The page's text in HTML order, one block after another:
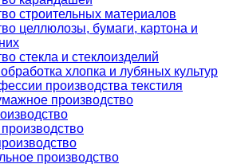
строительных материалов
целлюлозы, бумаги, картона и
стекла и стеклоизделий
хлопка и лубяных культур
производства текстиля
производство
производство